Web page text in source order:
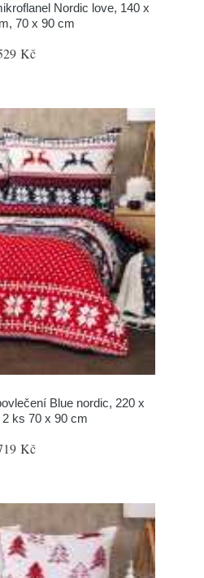
Nordic love, 140 x
70 x 90 cm
Kč
Blue nordic, 220 x
ks 70 x 90 cm
Kč